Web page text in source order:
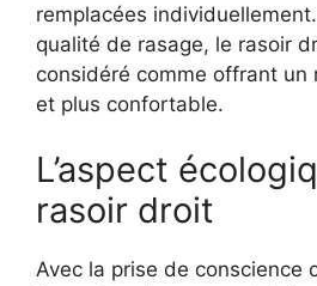
remplacées
qualité de rasage, le rasoir
considéré comme offrant un
et plus confortable.
L’aspect
rasoir droit
Avec la prise de conscience